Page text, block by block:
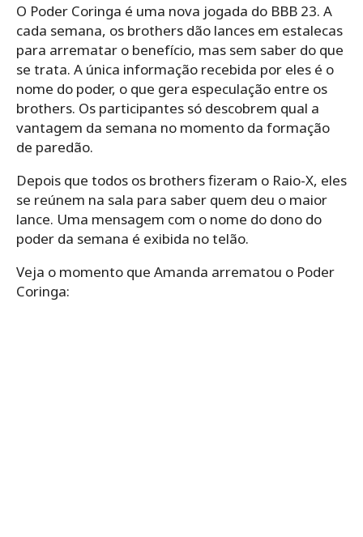
O Poder Coringa é uma nova jogada do BBB 23. A
cada semana, os brothers dão lances em estalecas
para arrematar o benefício, mas sem saber do que
se trata. A única informação recebida por eles é o
nome do poder, o que gera especulação entre os
brothers. Os participantes só descobrem qual a
vantagem da semana no momento da formação
de paredão.
Depois que todos os brothers fizeram o Raio-X, eles
se reúnem na sala para saber quem deu o maior
lance. Uma mensagem com o nome do dono do
poder da semana é exibida no telão.
Veja o momento que Amanda arrematou o Poder
Coringa: